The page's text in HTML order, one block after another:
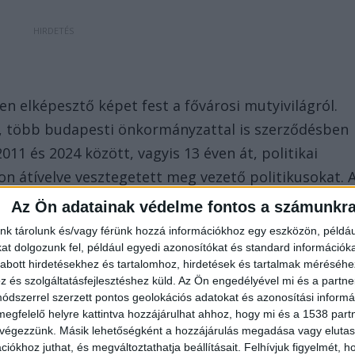
Az Ön adatainak védelme fontos a
tárolunk és/vagy férünk hozzá információkhoz egy eszközön,
dolgozunk fel, például egyedi azonosítókat és standard
hirdetésekhez és tartalomhoz, hirdetések és tartalmak
és szolgáltatásfejlesztéshez küld. Az Ön engedélyével mi és a
szerzett pontos geolokációs adatokat és azonosítási
helyre kattintva hozzájárulhat ahhoz, hogy mi és a 1538
Másik lehetőségként a hozzájárulás megadása vagy
juthat, és megváltoztathatja beállításait. Felhívjuk figyelmét,
elképesztő képet fest a fővárosi mutyivilágról.
budapesti önkormányzattal is szerződésben
és 2024 között, vagyis 13 éven át, politikai
átívelve vesztegetett meg vezető politikusokat.
biztosítása és a feltételek javítása volt, a
a 2 milliárd forintot.
III. kerületi önkormányzatnál indult be,